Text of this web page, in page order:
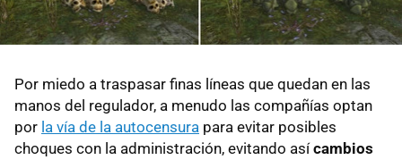
Por miedo a traspasar finas líneas que quedan en las
manos del regulador, a menudo las compañías optan
por la vía de la autocensura para evitar posibles
choques con la administración, evitando asícambios